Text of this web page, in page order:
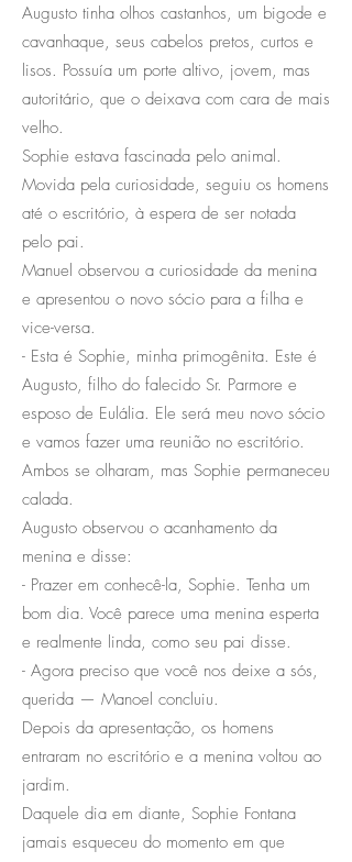
Augusto tinha olhos castanhos, um bigode e
cavanhaque, seus cabelos pretos, curtos e
lisos. Possuía um porte altivo, jovem, mas
autoritário, que o deixava com cara de mais
velho.
Sophie estava fascinada pelo animal.
Movida pela curiosidade, seguiu os homens
até o escritório, à espera de ser notada
pelo pai.
Manuel observou a curiosidade da menina
e apresentou o novo sócio para a filha e
vice-versa.
- Esta é Sophie, minha primogênita. Este é
Augusto, filho do falecido Sr. Parmore e
esposo de Eulália. Ele será meu novo sócio
e vamos fazer uma reunião no escritório.
Ambos se olharam, mas Sophie permaneceu
calada.
Augusto observou o acanhamento da
menina e disse:
- Prazer em conhecê-la, Sophie. Tenha um
bom dia. Você parece uma menina esperta
e realmente linda, como seu pai disse.
- Agora preciso que você nos deixe a sós,
querida — Manoel concluiu.
Depois da apresentação, os homens
entraram no escritório e a menina voltou ao
jardim.
Daquele dia em diante, Sophie Fontana
jamais esqueceu do momento em que